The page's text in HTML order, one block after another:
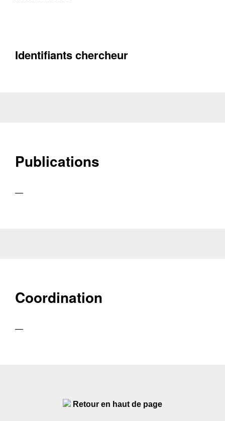
Identifiants chercheur
Publications
—
Coordination
—
Retour en haut de page